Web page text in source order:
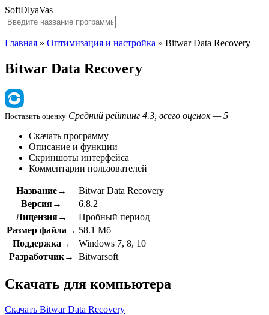
SoftDlyaVas
Главная » Оптимизация и настройка » Bitwar Data Recovery
Bitwar Data Recovery
Поставить оценку Средний рейтинг 4.3, всего оценок — 5
Скачать программу
Описание и функции
Скриншоты интерфейса
Комментарии пользователей
Название→
Bitwar Data Recovery
Версия→
6.8.2
Лицензия→
Пробный период
Размер файла→ 58.1 Мб
Поддержка→
Windows 7, 8, 10
Разработчик→
Bitwarsoft
Скачать для компьютера
Скачать Bitwar Data Recovery